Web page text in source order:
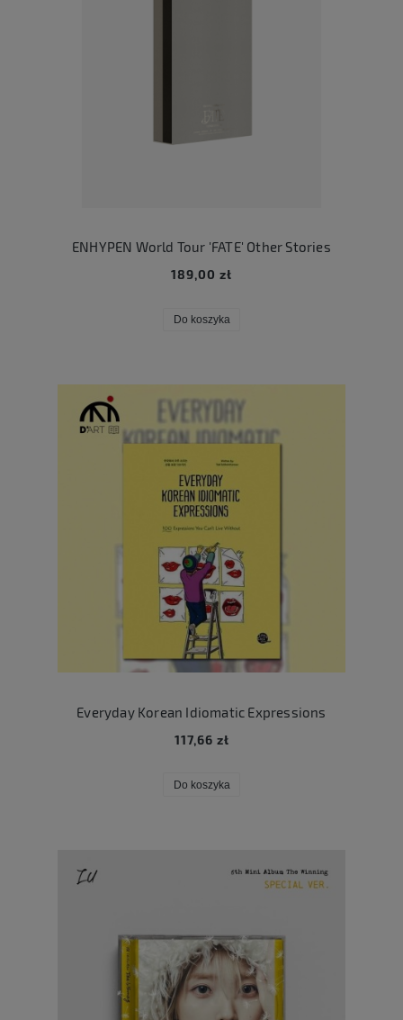
ENHYPEN World Tour 'FATE' Other Stories
189,00 zł
Do koszyka
Everyday Korean Idiomatic Expressions
117,66 zł
Do koszyka